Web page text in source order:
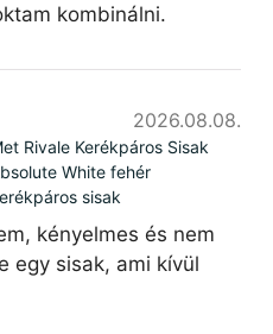
kombinálni.
2026.08.08.
Rivale Kerékpáros Sisak
White fehér
sisak
kényelmes és nem
egy sisak, ami kívül